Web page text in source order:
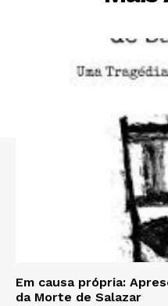
Em causa própria:
da Morte de Salazar